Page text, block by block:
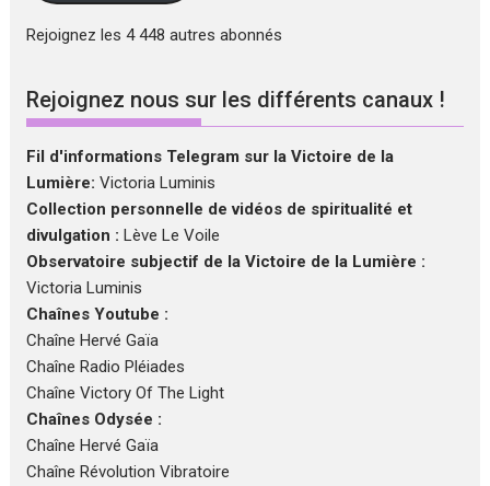
Rejoignez les 4 448 autres abonnés
Rejoignez nous sur les différents canaux !
Fil d'informations Telegram sur la Victoire de la
Lumière: Victoria Luminis
Collection personnelle de vidéos de spiritualité et
divulgation : Lève Le Voile
Observatoire subjectif de la Victoire de la Lumière :
Victoria Luminis
Chaînes Youtube :
Chaîne Hervé Gaïa
Chaîne Radio Pléiades
Chaîne Victory Of The Light
Chaînes Odysée :
Chaîne Hervé Gaïa
Chaîne Révolution Vibratoire